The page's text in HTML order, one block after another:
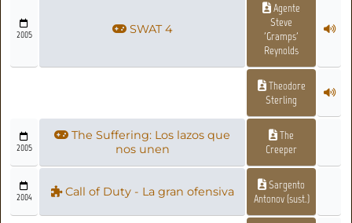
2005 SWAT 4
Agente
Steve
'Gramps'
Reynolds
Theodore
Sterling
2005
The Suffering: Los lazos que
nos unen
The
Creeper
2004 Call of Duty - La gran ofensiva
Sargento
Antonov (sust.)